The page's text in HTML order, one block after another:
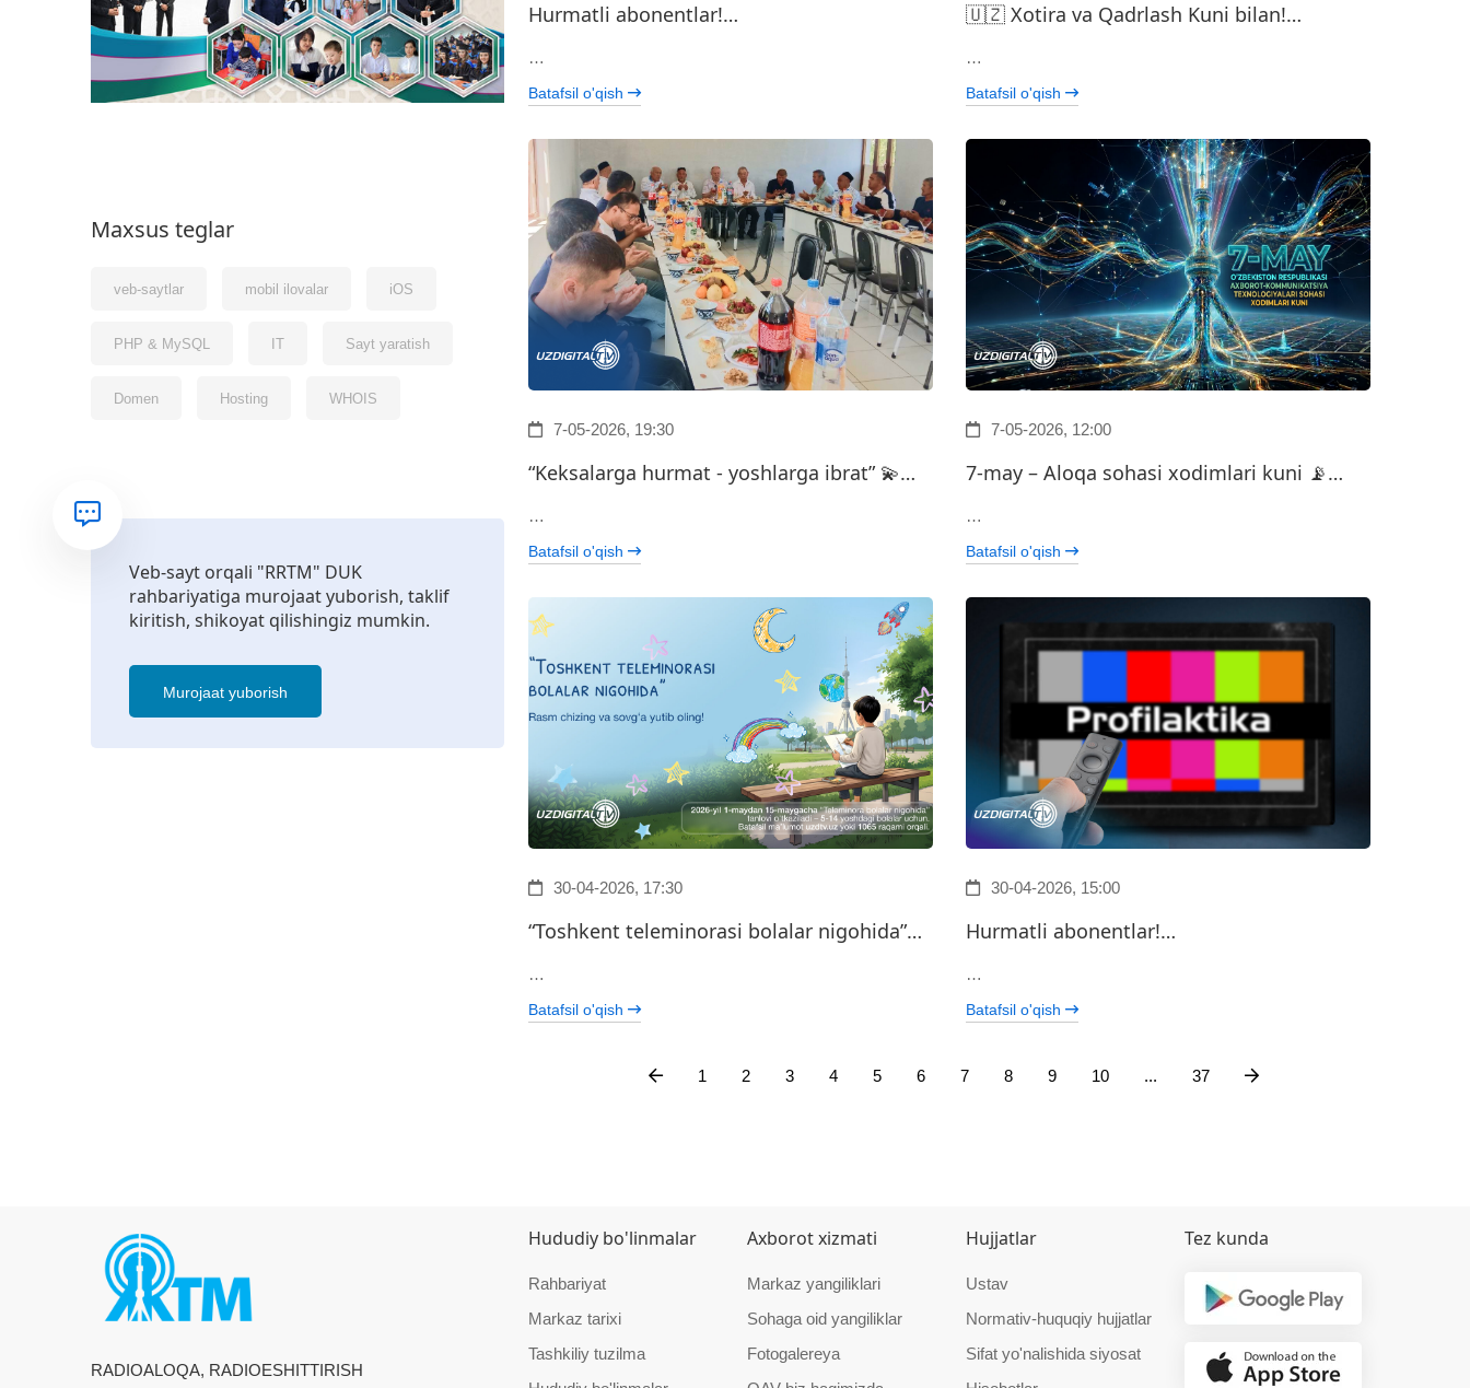
Maxsus teglar
veb-saytlar mobil ilovalar iOS
PHP & MySQL IT Sayt yaratish
Domen Hosting WHOIS
Veb-sayt orqali "RRTM" DUK
rahbariyatiga murojaat yuborish, taklif
kiritish, shikoyat qilishingiz mumkin.
Murojaat yuborish
Hurmatli abonentlar!…
…
Batafsil o'qish
🇺🇿 Xotira va Qadrlash Kuni bilan!…
…
Batafsil o'qish
7-05-2026, 19:30
“Keksalarga hurmat - yoshlarga ibrat” 💫…
…
Batafsil o'qish
7-05-2026, 12:00
7-may – Aloqa sohasi xodimlari kuni 📡…
…
Batafsil o'qish
30-04-2026, 17:30
“Toshkent teleminorasi bolalar nigohida”…
…
Batafsil o'qish
30-04-2026, 15:00
Hurmatli abonentlar!…
…
Batafsil o'qish
1 2 3 4 5 6 7 8 9 10 ... 37
RADIOALOQA, RADIOESHITTIRISH
Hududiy bo'linmalar
Rahbariyat
Markaz tarixi
Tashkiliy tuzilma
Axborot xizmati
Markaz yangiliklari
Sohaga oid yangiliklar
Fotogalereya
Hujjatlar
Ustav
Normativ-huquqiy hujjatlar
Sifat yo'nalishida siyosat
Tez kunda